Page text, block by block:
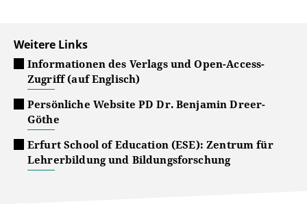
Weitere Links
Informationen des Verlags und Open-Access-
Zugriff (auf Englisch)
Persönliche Website PD Dr. Benjamin Dreer-
Göthe
Erfurt School of Education (ESE): Zentrum für
Lehrerbildung und Bildungsforschung